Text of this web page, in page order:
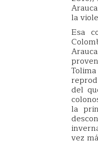
la
Esa
del
la
vez